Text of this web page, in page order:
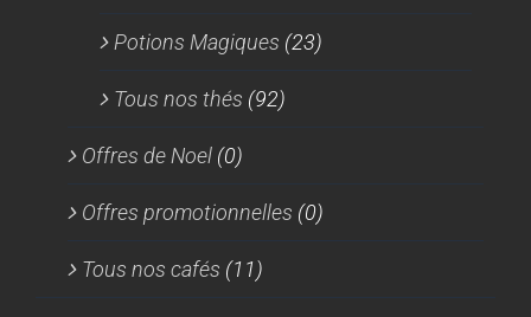
Potions Magiques (23)
Tous nos thés (92)
Offres de Noel (0)
Offres promotionnelles (0)
Tous nos cafés (11)